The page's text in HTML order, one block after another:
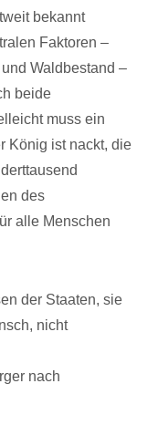
bekannt
Faktoren –
Waldbestand –
beide
muss ein
König ist nackt, die
des
alle Menschen
der Staaten, sie
nicht
nach